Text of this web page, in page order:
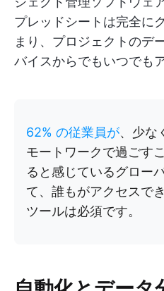
プレッドシートは完全に
まり、プロジェクトのデ
バイスからでもいつでも
62% の従業員が、少な
モートワークで過ごす
ると感じているグロー
て、誰もがアクセスで
ツールは必須です。